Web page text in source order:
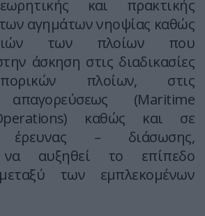
και πρακτικής
αγημάτων νηοψίας καθώς
των πλοίων που
άσκηση στις διαδικασίες
πλοίων, στις
απαγορεύσεως (Maritime
καθώς και σε
έρευνας – διάσωσης,
να αυξηθεί το επίπεδο
των εμπλεκομένων